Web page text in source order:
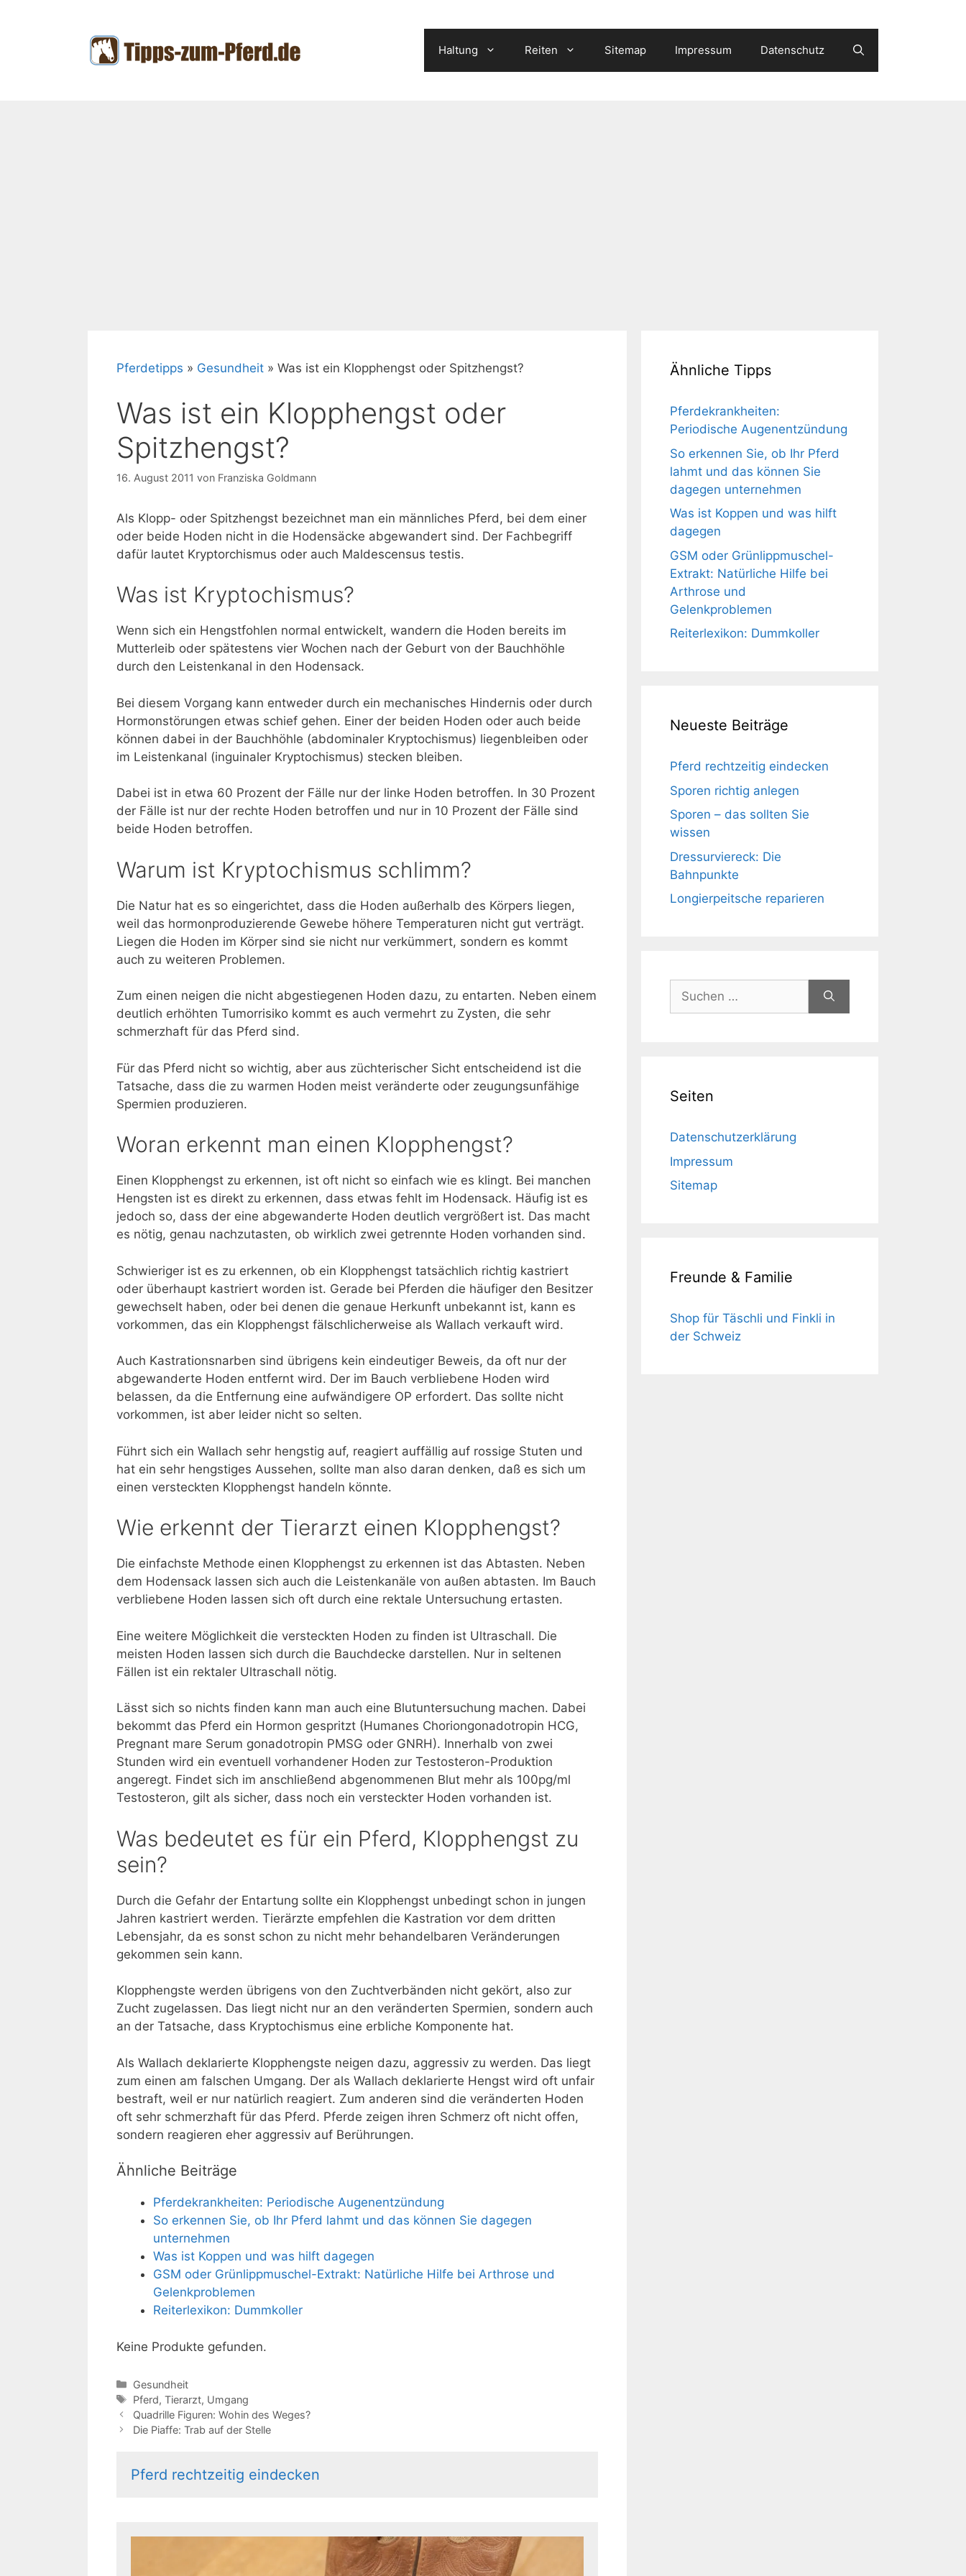
Haltung Reiten Sitemap Impressum Datenschutz
Pferdetipps » Gesundheit » Was ist ein Klopphengst oder Spitzhengst?
Was ist ein Klopphengst oder
Spitzhengst?
16. August 2011 von Franziska Goldmann
Als Klopp- oder Spitzhengst bezeichnet man ein männliches Pferd, bei dem einer
oder beide Hoden nicht in die Hodensäcke abgewandert sind. Der Fachbegriff
dafür lautet Kryptorchismus oder auch Maldescensus testis.
Was ist Kryptochismus?
Wenn sich ein Hengstfohlen normal entwickelt, wandern die Hoden bereits im
Mutterleib oder spätestens vier Wochen nach der Geburt von der Bauchhöhle
durch den Leistenkanal in den Hodensack.
Bei diesem Vorgang kann entweder durch ein mechanisches Hindernis oder durch
Hormonstörungen etwas schief gehen. Einer der beiden Hoden oder auch beide
können dabei in der Bauchhöhle (abdominaler Kryptochismus) liegenbleiben oder
im Leistenkanal (inguinaler Kryptochismus) stecken bleiben.
Dabei ist in etwa 60 Prozent der Fälle nur der linke Hoden betroffen. In 30 Prozent
der Fälle ist nur der rechte Hoden betroffen und nur in 10 Prozent der Fälle sind
beide Hoden betroffen.
Warum ist Kryptochismus schlimm?
Die Natur hat es so eingerichtet, dass die Hoden außerhalb des Körpers liegen,
weil das hormonproduzierende Gewebe höhere Temperaturen nicht gut verträgt.
Liegen die Hoden im Körper sind sie nicht nur verkümmert, sondern es kommt
auch zu weiteren Problemen.
Zum einen neigen die nicht abgestiegenen Hoden dazu, zu entarten. Neben einem
deutlich erhöhten Tumorrisiko kommt es auch vermehrt zu Zysten, die sehr
schmerzhaft für das Pferd sind.
Für das Pferd nicht so wichtig, aber aus züchterischer Sicht entscheidend ist die
Tatsache, dass die zu warmen Hoden meist veränderte oder zeugungsunfähige
Spermien produzieren.
Woran erkennt man einen Klopphengst?
Einen Klopphengst zu erkennen, ist oft nicht so einfach wie es klingt. Bei manchen
Hengsten ist es direkt zu erkennen, dass etwas fehlt im Hodensack. Häufig ist es
jedoch so, dass der eine abgewanderte Hoden deutlich vergrößert ist. Das macht
es nötig, genau nachzutasten, ob wirklich zwei getrennte Hoden vorhanden sind.
Schwieriger ist es zu erkennen, ob ein Klopphengst tatsächlich richtig kastriert
oder überhaupt kastriert worden ist. Gerade bei Pferden die häufiger den Besitzer
gewechselt haben, oder bei denen die genaue Herkunft unbekannt ist, kann es
vorkommen, das ein Klopphengst fälschlicherweise als Wallach verkauft wird.
Auch Kastrationsnarben sind übrigens kein eindeutiger Beweis, da oft nur der
abgewanderte Hoden entfernt wird. Der im Bauch verbliebene Hoden wird
belassen, da die Entfernung eine aufwändigere OP erfordert. Das sollte nicht
vorkommen, ist aber leider nicht so selten.
Führt sich ein Wallach sehr hengstig auf, reagiert auffällig auf rossige Stuten und
hat ein sehr hengstiges Aussehen, sollte man also daran denken, daß es sich um
einen versteckten Klopphengst handeln könnte.
Wie erkennt der Tierarzt einen Klopphengst?
Die einfachste Methode einen Klopphengst zu erkennen ist das Abtasten. Neben
dem Hodensack lassen sich auch die Leistenkanäle von außen abtasten. Im Bauch
verbliebene Hoden lassen sich oft durch eine rektale Untersuchung ertasten.
Eine weitere Möglichkeit die versteckten Hoden zu finden ist Ultraschall. Die
meisten Hoden lassen sich durch die Bauchdecke darstellen. Nur in seltenen
Fällen ist ein rektaler Ultraschall nötig.
Lässt sich so nichts finden kann man auch eine Blutuntersuchung machen. Dabei
bekommt das Pferd ein Hormon gespritzt (Humanes Choriongonadotropin HCG,
Pregnant mare Serum gonadotropin PMSG oder GNRH). Innerhalb von zwei
Stunden wird ein eventuell vorhandener Hoden zur Testosteron-Produktion
angeregt. Findet sich im anschließend abgenommenen Blut mehr als 100pg/ml
Testosteron, gilt als sicher, dass noch ein versteckter Hoden vorhanden ist.
Was bedeutet es für ein Pferd, Klopphengst zu
sein?
Durch die Gefahr der Entartung sollte ein Klopphengst unbedingt schon in jungen
Jahren kastriert werden. Tierärzte empfehlen die Kastration vor dem dritten
Lebensjahr, da es sonst schon zu nicht mehr behandelbaren Veränderungen
gekommen sein kann.
Klopphengste werden übrigens von den Zuchtverbänden nicht gekört, also zur
Zucht zugelassen. Das liegt nicht nur an den veränderten Spermien, sondern auch
an der Tatsache, dass Kryptochismus eine erbliche Komponente hat.
Als Wallach deklarierte Klopphengste neigen dazu, aggressiv zu werden. Das liegt
zum einen am falschen Umgang. Der als Wallach deklarierte Hengst wird oft unfair
bestraft, weil er nur natürlich reagiert. Zum anderen sind die veränderten Hoden
oft sehr schmerzhaft für das Pferd. Pferde zeigen ihren Schmerz oft nicht offen,
sondern reagieren eher aggressiv auf Berührungen.
Ähnliche Beiträge
Pferdekrankheiten: Periodische Augenentzündung
So erkennen Sie, ob Ihr Pferd lahmt und das können Sie dagegen
unternehmen
Was ist Koppen und was hilft dagegen
GSM oder Grünlippmuschel-Extrakt: Natürliche Hilfe bei Arthrose und
Gelenkproblemen
Reiterlexikon: Dummkoller
Keine Produkte gefunden.
Kategorien
Gesundheit
Schlagwörter
Pferd,Tierarzt, Umgang
Quadrille Figuren: Wohin des Weges?
Die Piaffe: Trab auf der Stelle
Pferd rechtzeitig eindecken
Ähnliche Tipps
Pferdekrankheiten:
Periodische Augenentzündung
So erkennen Sie, ob Ihr Pferd
lahmt und das können Sie
dagegen unternehmen
Was ist Koppen und was hilft
dagegen
GSM oder Grünlippmuschel-
Extrakt: Natürliche Hilfe bei
Arthrose und
Gelenkproblemen
Reiterlexikon: Dummkoller
Neueste Beiträge
Pferd rechtzeitig eindecken
Sporen richtig anlegen
Sporen – das sollten Sie
wissen
Dressurviereck: Die
Bahnpunkte
Longierpeitsche reparieren
Suchen
nach:
Seiten
Datenschutzerklärung
Impressum
Sitemap
Freunde & Familie
Shop für Täschli und Finkli in
der Schweiz